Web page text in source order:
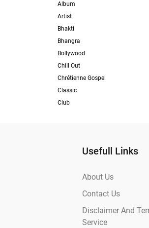
Album
Artist
Bhakti
Bhangra
Bollywood
Chill Out
Chrétienne Gospel
Classic
Club
Usefull Links
About Us
Contact Us
Disclaimer And
Service